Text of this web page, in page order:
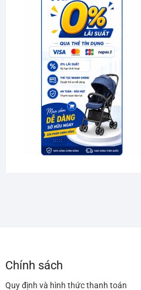
Chính sách
Quy định và hình thức thanh toán